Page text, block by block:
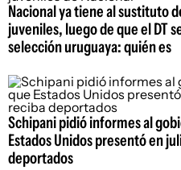
Nacional ya tiene al sustituto
juveniles, luego de que el DT
selección uruguaya: quién es
Schipani pidió informes al
Estados Unidos presentó en
deportados